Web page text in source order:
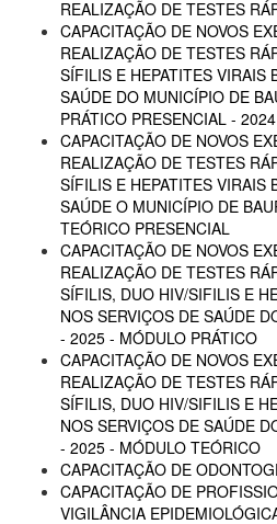
REALIZAÇÃO DE TESTES
CAPACITAÇÃO DE NOVOS
REALIZAÇÃO DE TESTES
SÍFILIS E HEPATITES VIRAIS
SAÚDE DO MUNICÍPIO DE
PRÁTICO PRESENCIAL - 2024
CAPACITAÇÃO DE NOVOS
REALIZAÇÃO DE TESTES
SÍFILIS E HEPATITES VIRAIS
SAÚDE O MUNICÍPIO DE
TEÓRICO PRESENCIAL
CAPACITAÇÃO DE NOVOS
REALIZAÇÃO DE TESTES
SÍFILIS, DUO HIV/SIFILIS E
NOS SERVIÇOS DE SAÚDE
- 2025 - MÓDULO PRÁTICO
CAPACITAÇÃO DE NOVOS
REALIZAÇÃO DE TESTES
SÍFILIS, DUO HIV/SIFILIS E
NOS SERVIÇOS DE SAÚDE
- 2025 - MÓDULO TEÓRICO
CAPACITAÇÃO DE
CAPACITAÇÃO DE
VIGILÂNCIA